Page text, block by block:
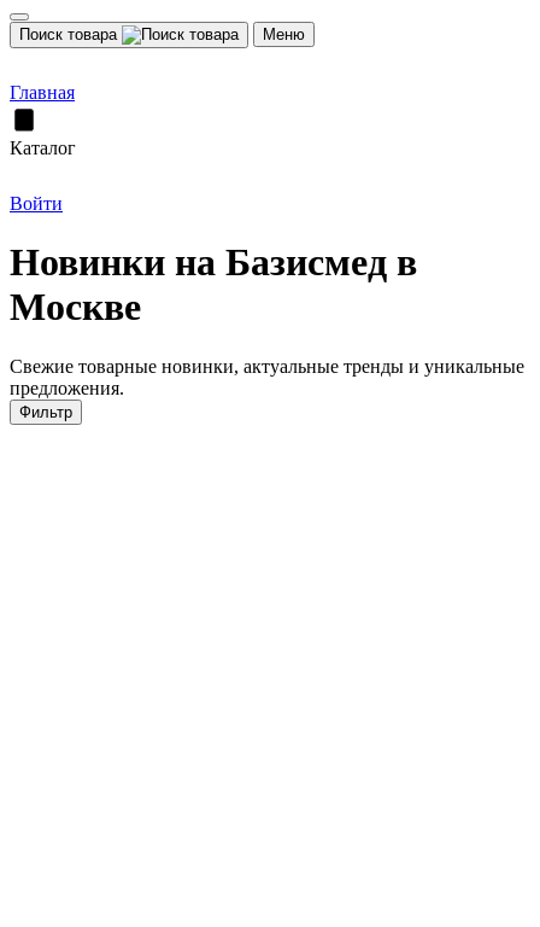
Поиск товара Меню
Главная
Каталог
Войти
Новинки на Базисмед в
Москве
Свежие товарные новинки, актуальные тренды и уникальные
предложения.
Фильтр